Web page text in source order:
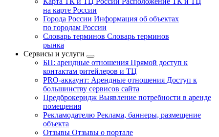
на карте России
Города России Информация об объектах
по городам России
Словарь терминов Словарь терминов
рынка
Сервисы и услуги
БП: арендные отношения Прямой доступ к
контактам ритейлеров и ТЦ
PRO-аккаунт: Арендные отношения Доступ к
большинству сервисов сайта
Предброкеридж Выявление потребности в аренде
помещения
Рекламодателю Реклама, баннеры, размещение
объекта
Отзывы Отзывы о портале